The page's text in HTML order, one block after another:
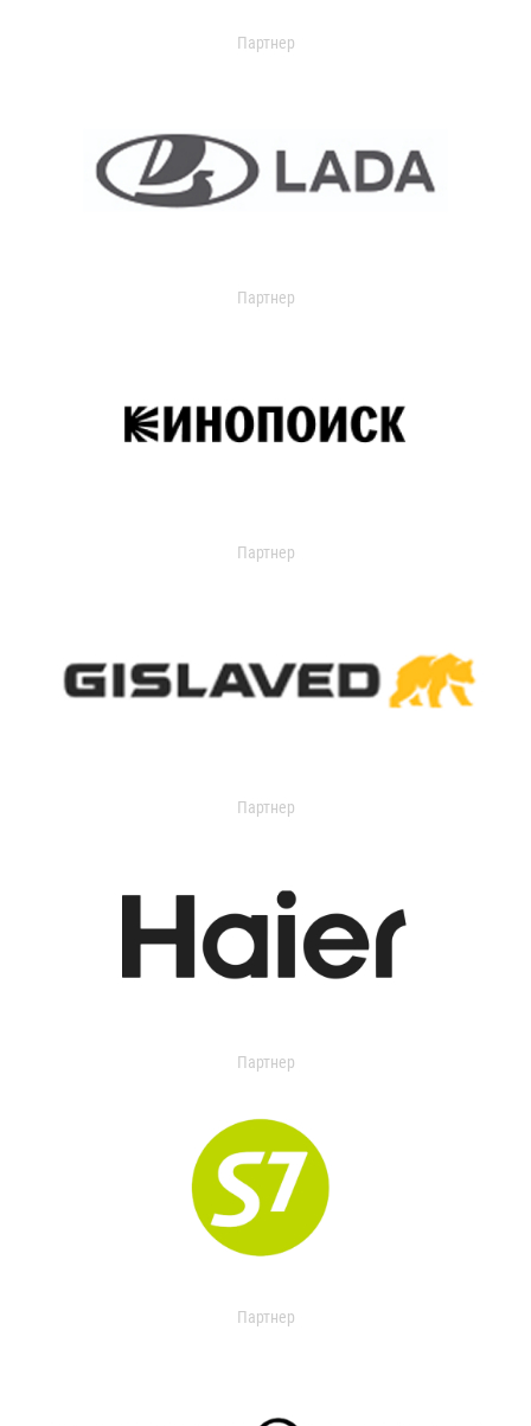
Партнер
Партнер
Партнер
Партнер
Партнер
Партнер